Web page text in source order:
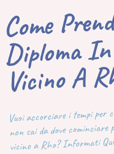
Come
Diploma
Vicino A
Vuoi accorciare i tempi
non sai da dove
vicino a Rho? Informati